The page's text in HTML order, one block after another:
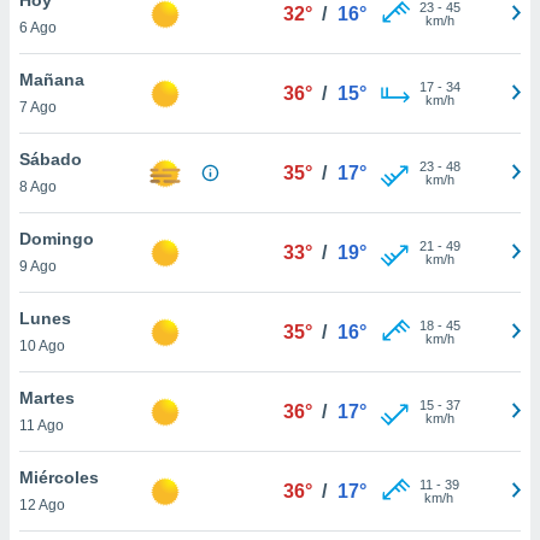
y
en
más
de
6 Ago
32° / 16° 23- 45
km/h
Mañana
7 Ago
36° / 15° 17- 34
km/h
Sábado
8 Ago
35° / 17° 23- 48
km/h
Domingo
9 Ago
33° / 19° 21 - 49
km/h
Lunes
10 Ago
35° / 16° 18- 45
km/h
Martes
11 Ago
36° / 17° 15- 37
km/h
Miércoles
12 Ago
36° / 17° 11 - 39
km/h